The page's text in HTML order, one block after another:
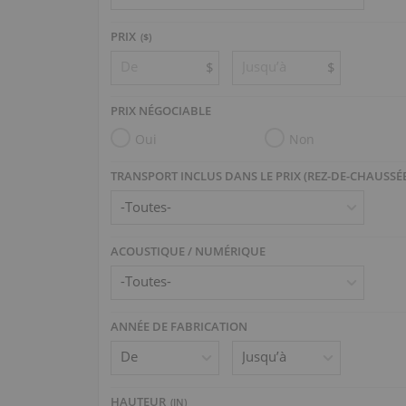
PRIX ($)
$ $
PRIX NÉGOCIABLE
Oui Non
TRANSPORT INCLUS DANS LE PRIX (REZ-DE-
ACOUSTIQUE / NUMÉRIQUE
ANNÉE DE FABRICATION
HAUTEUR (IN)